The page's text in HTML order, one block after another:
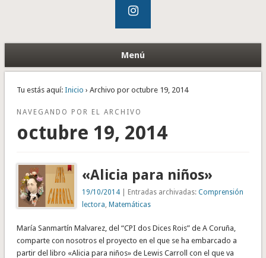
Menú
Tu estás aquí: Inicio › Archivo por octubre 19, 2014
NAVEGANDO POR EL ARCHIVO
octubre 19, 2014
«Alicia para niños»
19/10/2014 | Entradas archivadas:Comprensión
lectora ,Matemáticas
María Sanmartín Malvarez, del “CPI dos Dices Rois” de A Coruña,
comparte con nosotros el proyecto en el que se ha embarcado a
partir del libro «Alicia para niños» de Lewis Carroll con el que va